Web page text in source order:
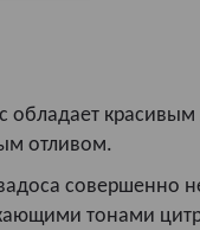
обладает
отливом.
совершенно
тонами